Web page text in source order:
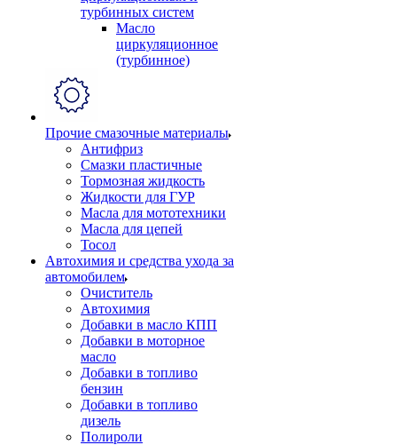
турбинных систем
Масло
циркуляционное
(турбинное)
Прочие смазочные материалы
Антифриз
Смазки пластичные
Тормозная жидкость
Жидкости для ГУР
Масла для мототехники
Масла для цепей
Тосол
Автохимия и средства ухода за
автомобилем
Очиститель
Автохимия
Добавки в масло КПП
Добавки в моторное
масло
Добавки в топливо
бензин
Добавки в топливо
дизель
Полироли